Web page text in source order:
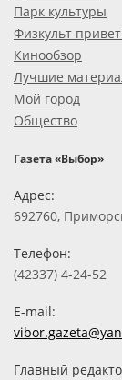
Парк культуры
Физкульт
Кинообзор
Лучшие
Мой город
Общество
Газета «Выбор»
Адрес:
692760,
Телефон:
(42337) 4-24-52
E-mail:
Главный